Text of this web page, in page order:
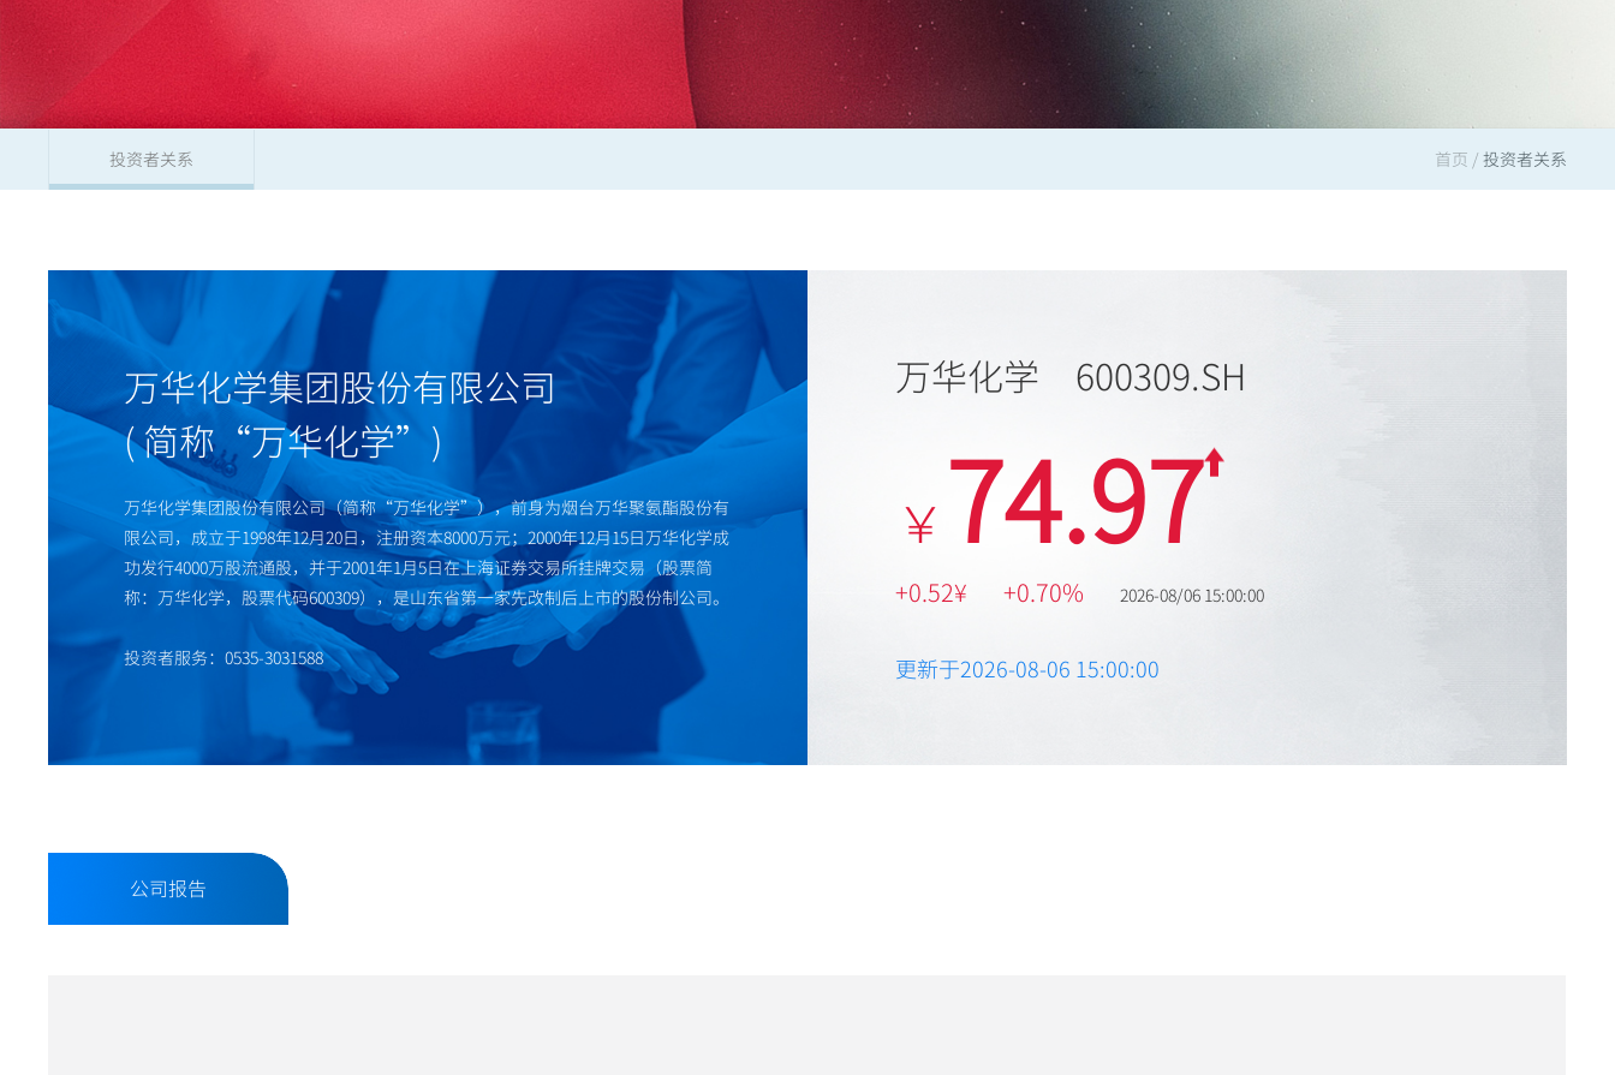
投资者关系 首页 / 投资者关系
万华化学集团股份有限公司
( 简称“万华化学”)
万华化学集团股份有限公司（简称“万华化学”），前身为烟台万华聚氨酯股份有
限公司，成立于1998年12月20日，注册资本8000万元；2000年12月15日万华化学成
功发行4000万股流通股，并于2001年1月5日在上海证券交易所挂牌交易（股票简
称：万华化学，股票代码600309），是山东省第一家先改制后上市的股份制公司。
投资者服务：0535-3031588
万华化学 600309.SH
￥ 74.97
+0.52¥ +0.70% 2026-08/06 15:00:00
更新于2026-08-06 15:00:00
公司报告